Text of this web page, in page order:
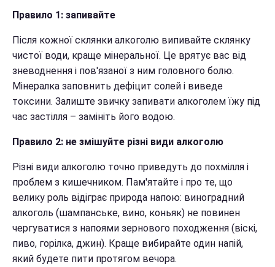
Правило 1: запивайте
Після кожної склянки алкоголю випивайте склянку
чистої води, краще мінеральної. Це врятує вас від
зневоднення і пов'язаної з ним головного болю.
Мінералка заповнить дефіцит солей і виведе
токсини. Залиште звичку запивати алкоголем їжу під
час застілля – замініть його водою.
Правило 2: не змішуйте різні види алкоголю
Різні види алкоголю точно приведуть до похмілля і
проблем з кишечником. Пам'ятайте і про те, що
велику роль відіграє природа напою: виноградний
алкоголь (шампанське, вино, коньяк) не повинен
чергуватися з напоями зернового походження (віскі,
пиво, горілка, джин). Краще вибирайте один напій,
який будете пити протягом вечора.